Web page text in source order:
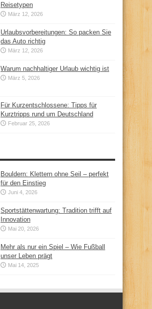
Reisetypen
März 12, 2026
Urlaubsvorbereitungen: So packen Sie
das Auto richtig
März 12, 2026
Warum nachhaltiger Urlaub wichtig ist
März 5, 2026
Für Kurzentschlossene: Tipps für
Kurztripps rund um Deutschland
Februar 25, 2026
Bouldern: Klettern ohne Seil – perfekt
für den Einstieg
Juni 4, 2026
Sportstättenwartung: Tradition trifft auf
Innovation
Mai 20, 2026
Mehr als nur ein Spiel – Wie Fußball
unser Leben prägt
Mai 14, 2025